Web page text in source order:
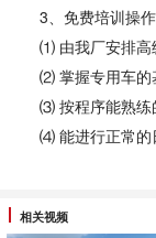
3、免费培训操作
⑴ 由我厂安排高级
⑵ 掌握专用车的
⑶ 按程序能熟练
⑷ 能进行正常的日
相关视频